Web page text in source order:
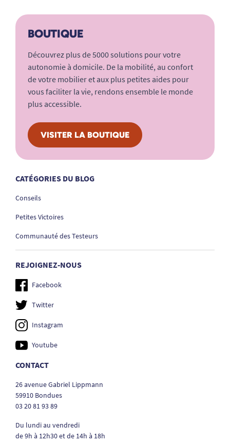
BOUTIQUE
Découvrez plus de 5000 solutions pour votre
autonomie à domicile. De la mobilité, au confort
de votre mobilier et aux plus petites aides pour
vous faciliter la vie, rendons ensemble le monde
plus accessible.
VISITER LA BOUTIQUE
CATÉGORIES DU BLOG
Conseils
Petites Victoires
Communauté des Testeurs
REJOIGNEZ-NOUS
Facebook
Twitter
Instagram
Youtube
CONTACT
26 avenue Gabriel Lippmann
59910 Bondues
03 20 81 93 89
Du lundi au vendredi
de 9h à 12h30 et de 14h à 18h